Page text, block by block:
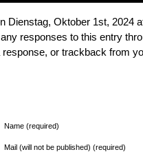
Dienstag, Oktober 1st, 2024
responses to this entry
response, ortrackback from
Name (required)
Mail (will not be published) (required)